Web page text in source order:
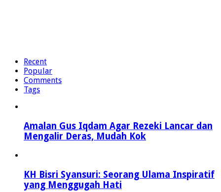
Recent
Popular
Comments
Tags
Amalan Gus Iqdam Agar Rezeki Lancar dan
Mengalir Deras, Mudah Kok
KH Bisri Syansuri: Seorang Ulama Inspiratif
yang Menggugah Hati